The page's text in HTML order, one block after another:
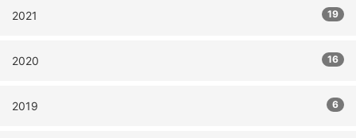
2021 19
2020 16
2019 6